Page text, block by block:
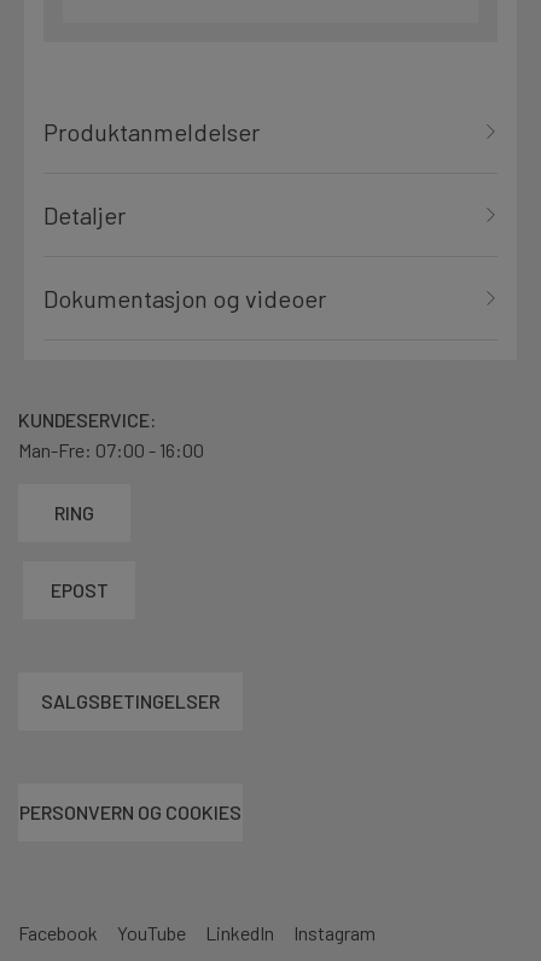
Produktanmeldelser
Detaljer
Dokumentasjon og videoer
Facebook YouTube LinkedIn Instagram
KUNDESERVICE:
Man-Fre: 07:00 - 16:00
RING
EPOST
SALGSBETINGELSER
PERSONVERN OG COOKIES